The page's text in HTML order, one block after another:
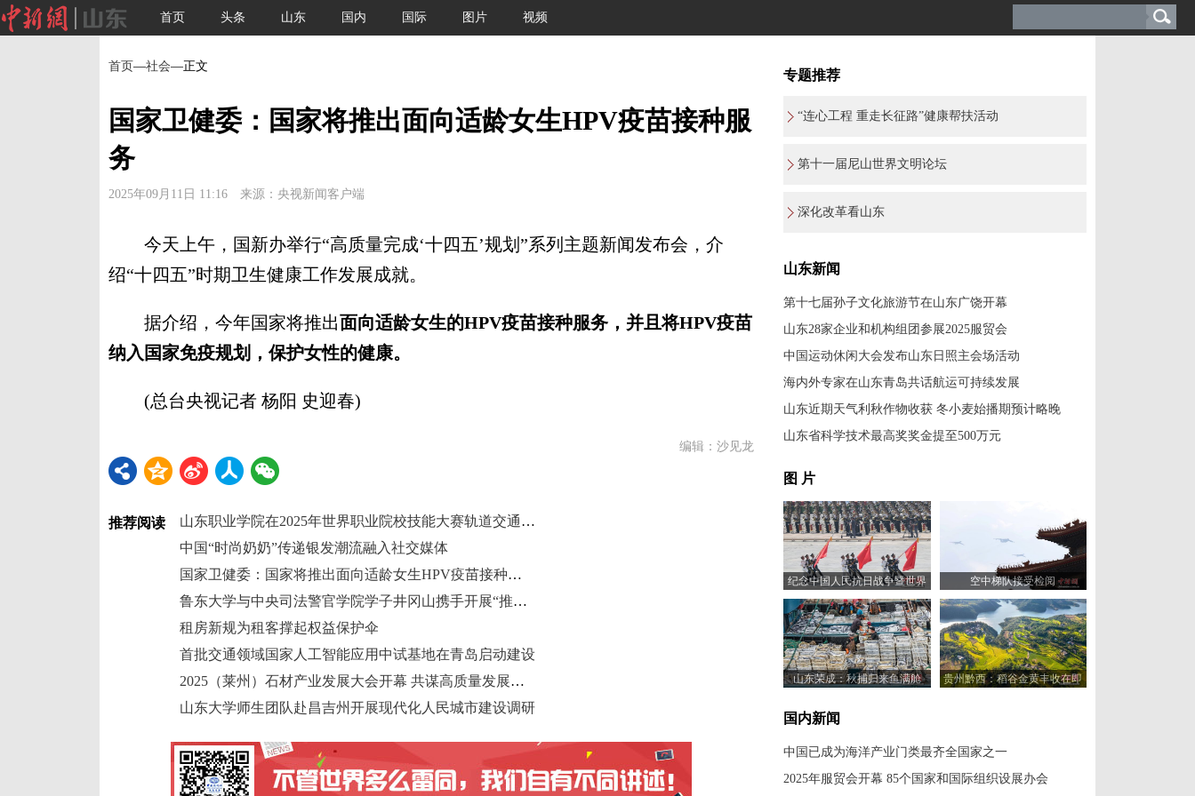
首页 头条 山东 国内 国际 图片 视频
首页—社会—正文
国家卫健委：国家将推出面向适龄女生HPV疫苗接种服
务
2025年09月11日 11:16 来源：央视新闻客户端
今天上午，国新办举行“高质量完成‘十四五’规划”系列主题新闻发布会，介
绍“十四五”时期卫生健康工作发展成就。
据介绍，今年国家将推出面向适龄女生的HPV疫苗接种服务，并且将HPV疫苗
纳入国家免疫规划，保护女性的健康。
(总台央视记者 杨阳 史迎春)
编辑：沙见龙
推荐阅读
山东职业学院在2025年世界职业院校技能大赛轨道交通运输赛道中获佳绩
中国“时尚奶奶”传递银发潮流融入社交媒体
国家卫健委：国家将推出面向适龄女生HPV疫苗接种服务
鲁东大学与中央司法警官学院学子井冈山携手开展“推普普法”活动
租房新规为租客撑起权益保护伞
首批交通领域国家人工智能应用中试基地在青岛启动建设
2025（莱州）石材产业发展大会开幕 共谋高质量发展之路
山东大学师生团队赴昌吉州开展现代化人民城市建设调研
专题推荐
“连心工程 重走长征路”健康帮扶活动
第十一届尼山世界文明论坛
深化改革看山东
山东新闻
第十七届孙子文化旅游节在山东广饶开幕
山东28家企业和机构组团参展2025服贸会
中国运动休闲大会发布山东日照主会场活动
海内外专家在山东青岛共话航运可持续发展
山东近期天气利秋作物收获 冬小麦始播期预计略晚
山东省科学技术最高奖奖金提至500万元
图 片
纪念中国人民抗日战争暨世界
反法西斯战争胜利80周年大会
举行
空中梯队接受检阅
山东荣成：秋捕归来鱼满舱 贵州黔西：稻谷金黄丰收在即
国内新闻
中国已成为海洋产业门类最齐全国家之一
2025年服贸会开幕 85个国家和国际组织设展办会